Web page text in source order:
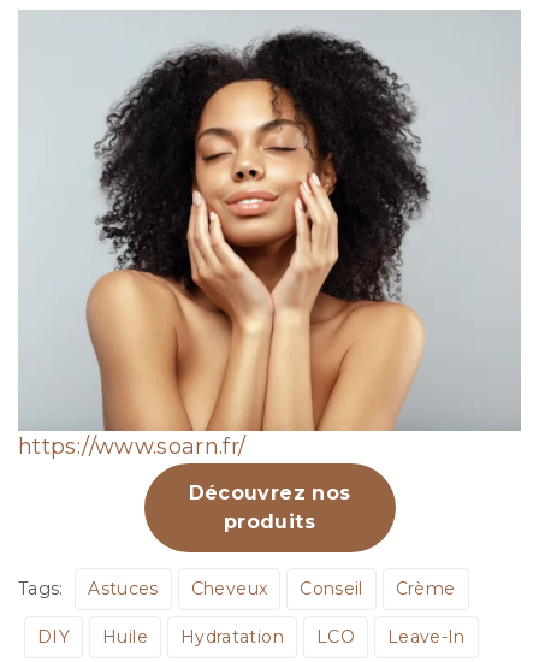
https://www.soarn.fr/
Découvrez nos
produits
Tags: Astuces Cheveux Conseil Crème
DIY Huile Hydratation LCO Leave-In